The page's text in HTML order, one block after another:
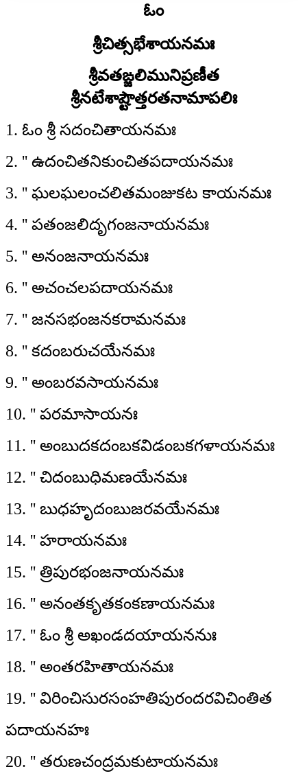
ఓం
శ్రీచిత్సభేశాయనమః
శ్రీవతఙ్జలిమునిప్రణీత
శ్రీనటేశాష్టౌత్తరతనామాపలిః
1. ఓం శ్రీ సదంచితాయనమః
2. '' ఉదంచితనికుంచితపదాయనమః
3. '' ఘలఘలంచలితమంజుకట కాయనమః
4. '' పతంజలిదృగంజనాయనమః
5. '' అనంజనాయనమః
6. '' అచంచలపదాయనమః
7. '' జనసభంజనకరామనమః
8. '' కదంబరుచయేనమః
9. '' అంబరవసాయనమః
10. '' పరమాసాయనః
11. '' అంబుదకదంబకవిడంబకగళాయనమః
12. '' చిదంబుధిమణయేనమః
13. '' బుధహృదంబుజరవయేనమః
14. '' హరాయనమః
15. '' త్రిపురభంజనాయనమః
16. '' అనంతకృతకంకణాయనమః
17. '' ఓం శ్రీ అఖండదయాయననుః
18. '' అంతరహితాయనమః
19. '' విరించిసురసంహతిపురందరవిచింతిత
పదాయనహః
20. '' తరుణచంద్రమకుటాయనమః